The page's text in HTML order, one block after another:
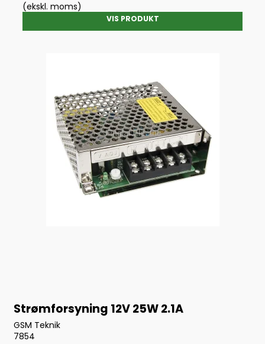
(ekskl. moms)
VIS PRODUKT
Strømforsyning 12V 25W 2.1A
GSM Teknik
7854